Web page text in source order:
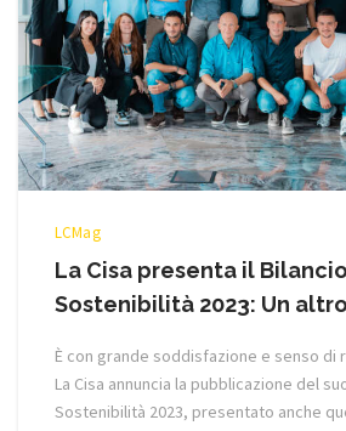
LCMag
La Cisa presenta il
Sostenibilità 2023: Un
È con grande soddisfazione e senso di
La Cisa annuncia la pubblicazione del
Sostenibilità 2023, presentato anche